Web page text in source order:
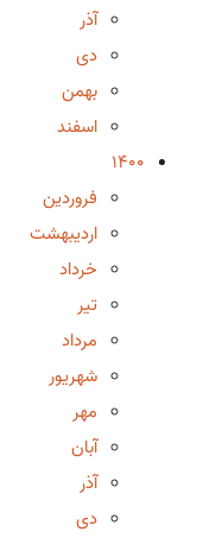
آذر
دی
بهمن
اسفند
1400
فروردین
اردیبهشت
خرداد
تیر
مرداد
شهریور
مهر
آبان
آذر
دی